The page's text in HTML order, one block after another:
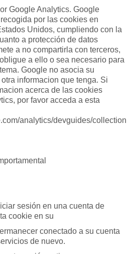
Google Analytics. Google
por las cookies en
Unidos, cumpliendo con la
a protección de datos
a no compartirla con terceros,
a ello o sea necesario para
Google no asocia su
informacion que tenga. Si
acerca de las cookies
por favor acceda a esta
analytics/devguides/
sesión en una cuenta de
cookie en su
conectado a su cuenta
de nuevo.